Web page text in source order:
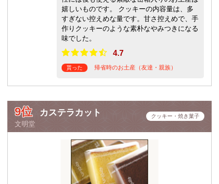
嬉しいものです。 クッキーの内容量は、多
すぎない控えめな量です。甘さ控えめで、手
作りクッキーのような素朴なやみつきになる
味でした。
4.7
貰った 帰省時のお土産（友達・親族）
9位 カステラカット
文明堂
クッキー・焼き菓子